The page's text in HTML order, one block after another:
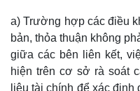
a) Trường hợp các điều
bản, thỏa thuận không
giữa các bên liên kết,
hiện trên cơ sở rà soát
liệu tài chính để xác